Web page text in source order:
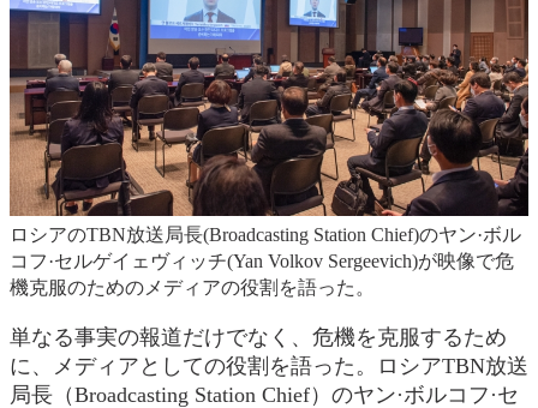
ロシアのTBN放送局長(Broadcasting Station Chief)のヤン·ボル
コフ·セルゲイェヴィッチ(Yan Volkov Sergeevich)が映像で危
機克服のためのメディアの役割を語った。
単なる事実の報道だけでなく、危機を克服するため
に、メディアとしての役割を語った。ロシアTBN放送
局長（Broadcasting Station Chief）のヤン·ボルコフ·セ